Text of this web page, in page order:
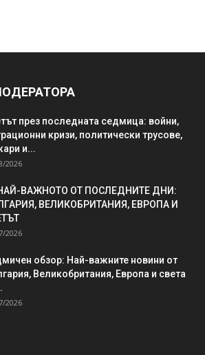
през последната седмица: войни,
кризи, политически трусове,
и...
2026
ВАЖНОТО ОТ ПОСЛЕДНИТЕ ДНИ:
ВЕЛИКОБРИТАНИЯ, ЕВРОПА И
2026
обзор: Най-важните новини от
Великобритания, Европа и света
2026